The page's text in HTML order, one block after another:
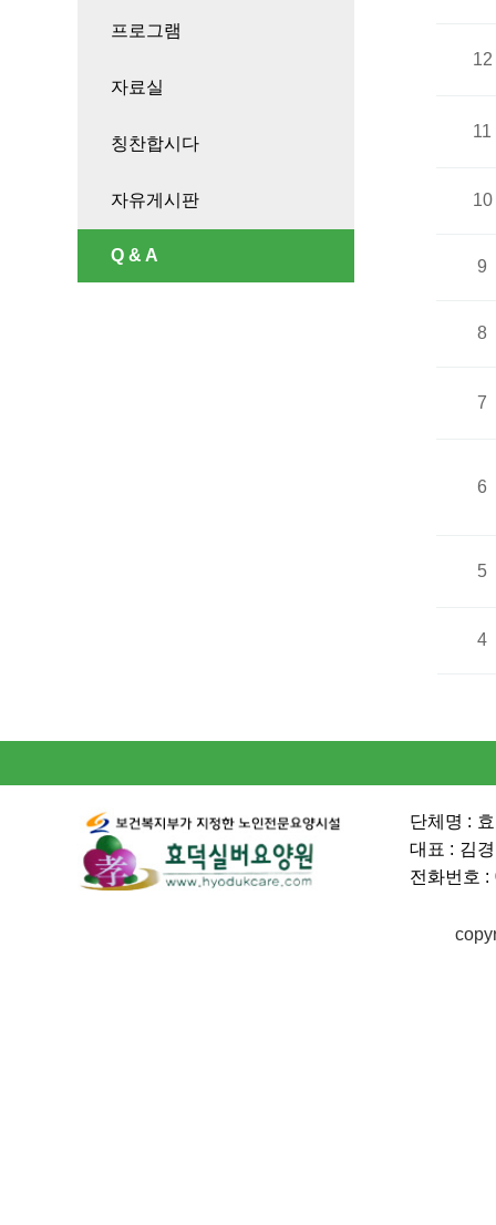
프로그램
자료실
칭찬합시다
자유게시판
Q & A
12
11
10
9
8
7
6
5
4
단체명 :
대표 : 김
전화번호 :